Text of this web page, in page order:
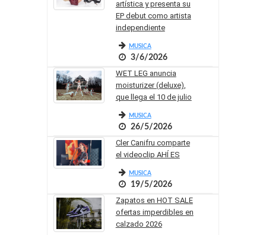
artística y presenta su
EP debut como artista
independiente
MUSICA
3/6/2026
WET LEG anuncia
moisturizer (deluxe),
que llega el 10 de julio
MUSICA
26/5/2026
Cler Canifru comparte
el videoclip AHÍ ES
MUSICA
19/5/2026
Zapatos en HOT SALE
ofertas imperdibles en
calzado 2026